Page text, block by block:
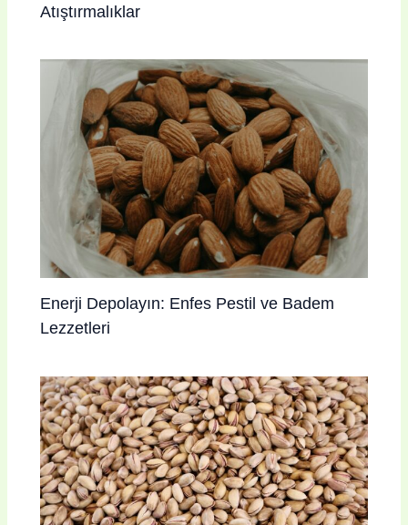
Atıştırmalıklar
Enerji Depolayın: Enfes Pestil ve Badem
Lezzetleri